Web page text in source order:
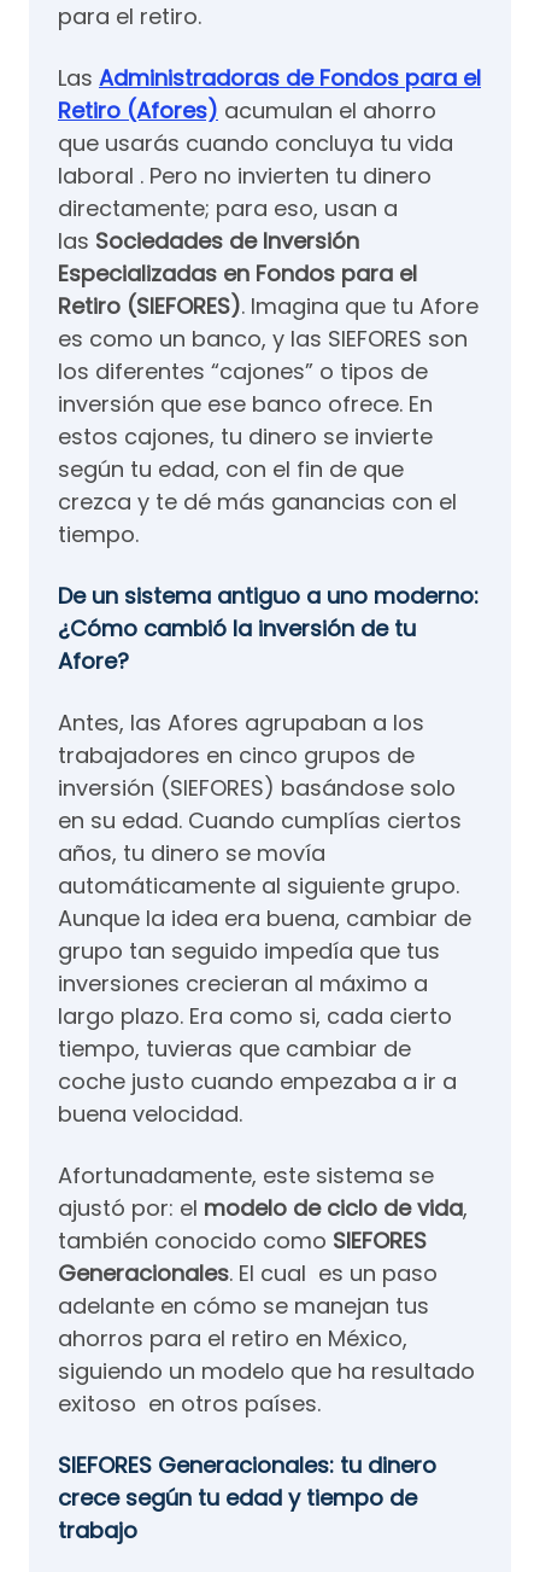
para el retiro.
Las Administradoras de Fondos para el
Retiro (Afores) acumulan el ahorro
que usarás cuando concluya tu vida
laboral . Pero no invierten tu dinero
directamente; para eso, usan a
las Sociedades de Inversión
Especializadas en Fondos para el
Retiro (SIEFORES). Imagina que tu Afore
es como un banco, y las SIEFORES son
los diferentes “cajones” o tipos de
inversión que ese banco ofrece. En
estos cajones, tu dinero se invierte
según tu edad, con el fin de que
crezca y te dé más ganancias con el
tiempo.
De un sistema antiguo a uno moderno:
¿Cómo cambió la inversión de tu
Afore?
Antes, las Afores agrupaban a los
trabajadores en cinco grupos de
inversión (SIEFORES) basándose solo
en su edad. Cuando cumplías ciertos
años, tu dinero se movía
automáticamente al siguiente grupo.
Aunque la idea era buena, cambiar de
grupo tan seguido impedía que tus
inversiones crecieran al máximo a
largo plazo. Era como si, cada cierto
tiempo, tuvieras que cambiar de
coche justo cuando empezaba a ir a
buena velocidad.
Afortunadamente, este sistema se
ajustó por: el modelo de ciclo de vida,
también conocido como SIEFORES
Generacionales. El cual es un paso
adelante en cómo se manejan tus
ahorros para el retiro en México,
siguiendo un modelo que ha resultado
exitoso en otros países.
SIEFORES Generacionales: tu dinero
crece según tu edad y tiempo de
trabajo